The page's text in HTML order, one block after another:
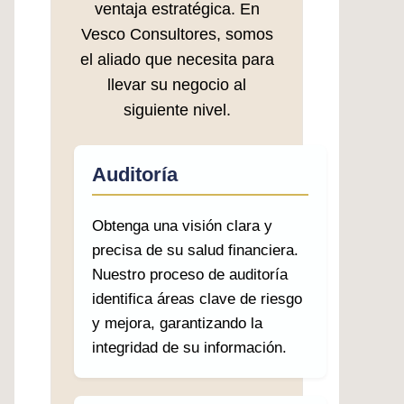
ventaja estratégica. En
Vesco Consultores, somos
el aliado que necesita para
llevar su negocio al
siguiente nivel.
Auditoría
Obtenga una visión clara y
precisa de su salud financiera.
Nuestro proceso de auditoría
identifica áreas clave de riesgo
y mejora, garantizando la
integridad de su información.